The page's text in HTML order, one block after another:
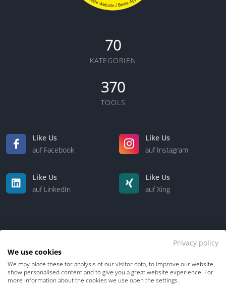
70
KATEGORIEN
370
TOOLS
Like Us
auf Facebook
Like Us
auf Instagram
Like Us
auf LinkedIn
Like Us
auf Xing
Kontakt Über uns
Privacy policy
We use cookies
We may place these for analysis of our visitor data, to improve our website,
show personalised content and to give you a great website experience. For
more information about the cookies we use open the settings.